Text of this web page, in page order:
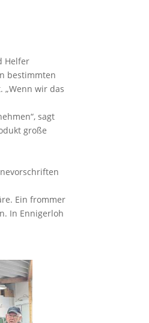
Helfer
bestimmten
„Wenn wir das
sagt
große
Ein frommer
In Ennigerloh